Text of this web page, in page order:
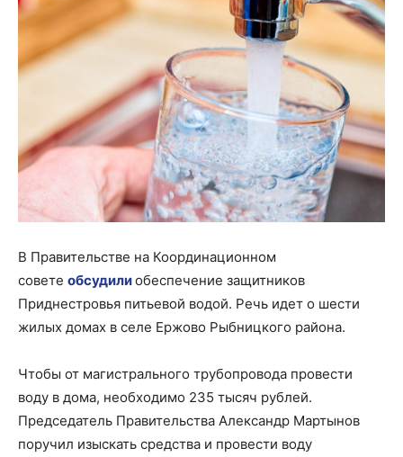
В Правительстве на Координационном
совете обсудилиобеспечение защитников
Приднестровья питьевой водой. Речь идет о шести
жилых домах в селе Ержово Рыбницкого района.
Чтобы от магистрального трубопровода провести
воду в дома, необходимо 235 тысяч рублей.
Председатель Правительства Александр Мартынов
поручил изыскать средства и провести воду